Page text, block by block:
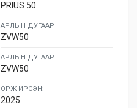
PRIUS 50
АРЛЫН ДУГААР
ZVW50
АРЛЫН ДУГААР
ZVW50
ОРЖ ИРСЭН:
2025